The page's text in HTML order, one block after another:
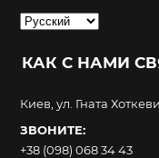
Выбрать
КАК С НАМИ
Киев, ул. Гната
ЗВОНИТЕ:
+38 (098) 068 34 43